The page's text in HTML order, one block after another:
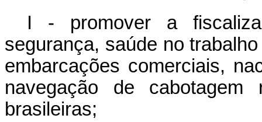
I - promover a
segurança, saúde no
embarcações comerciais,
navegação de cabotagem
brasileiras;